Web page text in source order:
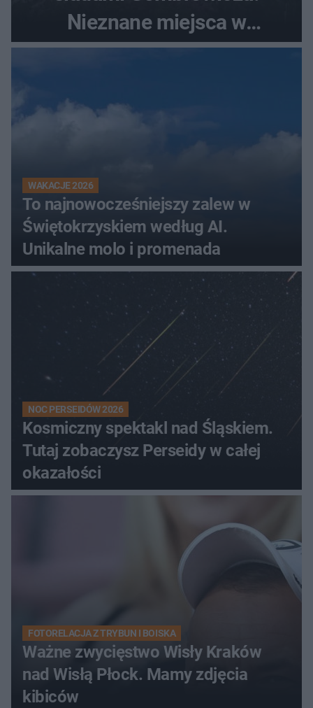
Nieznane miejsca w
Świętokrzyskiem
WAKACJE 2026
To najnowocześniejszy zalew w
Świętokrzyskiem według AI.
Unikalne molo i promenada
NOC PERSEIDÓW 2026
Kosmiczny spektakl nad Śląskiem.
Tutaj zobaczysz Perseidy w całej
okazałości
FOTORELACJA Z TRYBUN I BOISKA
Ważne zwycięstwo Wisły Kraków
nad Wisłą Płock. Mamy zdjęcia
kibiców